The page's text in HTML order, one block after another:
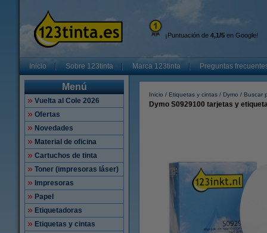
¡Puntuación de 4,1/5 en Google!
Inicio Sobre 123tinta Marca 123tinta Preguntas
Menú
Vuelta al Cole 2026
Ofertas
Novedades
Material de oficina
Cartuchos de tinta
Toner (impresoras láser)
Impresoras
Papel
Etiquetadoras
Etiquetas y cintas
Inicio Etiquetas y cintas Dymo Buscar
Dymo S0929100 tarjetas y